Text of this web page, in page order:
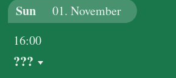
Sun 01. November
16:00
???